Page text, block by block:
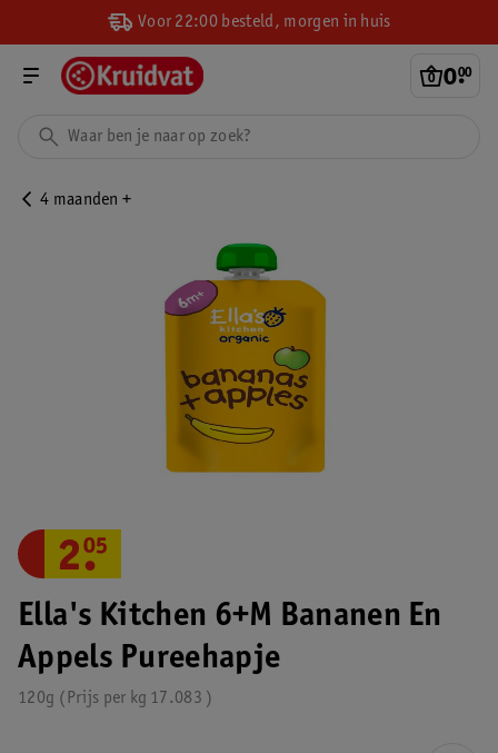
Voor 22:00 besteld, morgen in huis
0.
00
4 maanden +
Ella's Kitchen 6+M Bananen En
Appels Pureehapje
120g 17.083
Prijs per kg
2.
05